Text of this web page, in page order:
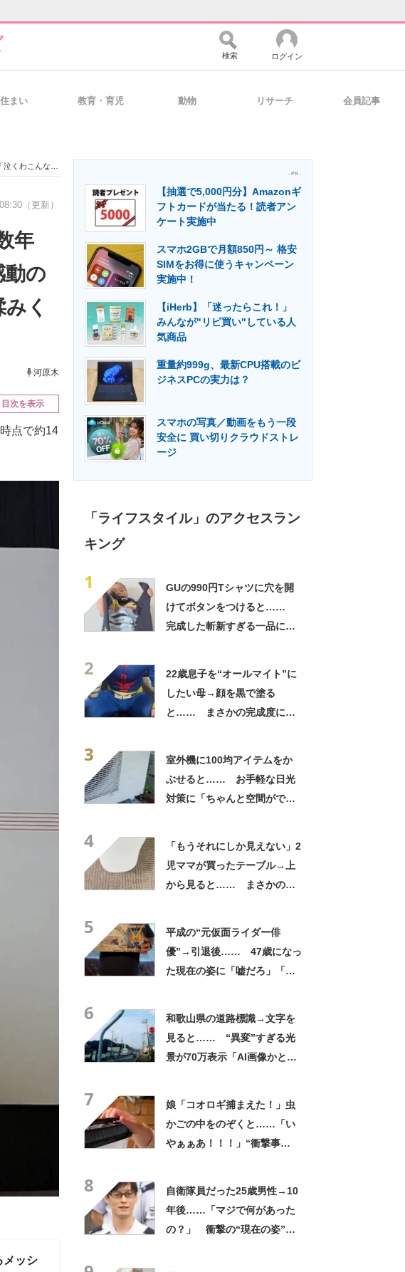
経営リーダーのコミュニティ マーケ×ITの今がよく分かる
製造業のIT導入・活用を支援
エネルギーの専門メディア 建設×テクノロジーの最前線
検索 ログイン
住まい 教育・育児 動物 リサーチ 会員記事
ちゃにされた」
（更新）
年
の
く
河原木
目次を表示
点で約14
メッシ
- PR -
【抽選で5,000円分】Amazonギ
フトカードが当たる！読者アン
ケート実施中
スマホ2GBで月額850円～ 格安
SIMをお得に使うキャンペーン
実施中！
【iHerb】「迷ったらこれ！」
みんなが"リピ買い"している人
気商品
重量約999g、最新CPU搭載のビ
ジネスPCの実力は？
スマホの写真／動画をもう一段
安全に 買い切りクラウドストレ
ージ
「ライフスタイル」のアクセスラン
キング
1
GUの990円Tシャツに穴を開
けてボタンをつけると……
完成した斬新すぎる一品に称
2
22歳息子を“オールマイト”に
したい母→顔を黒で塗る
と…… まさかの完成度に
3
室外機に100均アイテムをか
ぶせると…… お手軽な日光
対策に「ちゃんと空間ができ
4
「もうそれにしか見えない」2
児ママが買ったテーブル→上
から見ると…… まさかの光
5
平成の“元仮面ライダー俳
優”→引退後…… 47歳になっ
た現在の姿に「嘘だろ」「声
6
和歌山県の道路標識→文字を
見ると…… “異変”すぎる光
景が70万表示「AI画像かとお
7
娘「コオロギ捕まえた！」虫
かごの中をのぞくと……「い
やぁぁあ！！！」“衝撃事
8
自衛隊員だった25歳男性→10
年後……「マジで何があった
の？」 衝撃の“現在の姿”が